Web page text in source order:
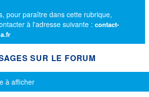
pour paraître dans cette rubrique,
à l'adresse suivante : contact-
SUR LE FORUM
à afficher